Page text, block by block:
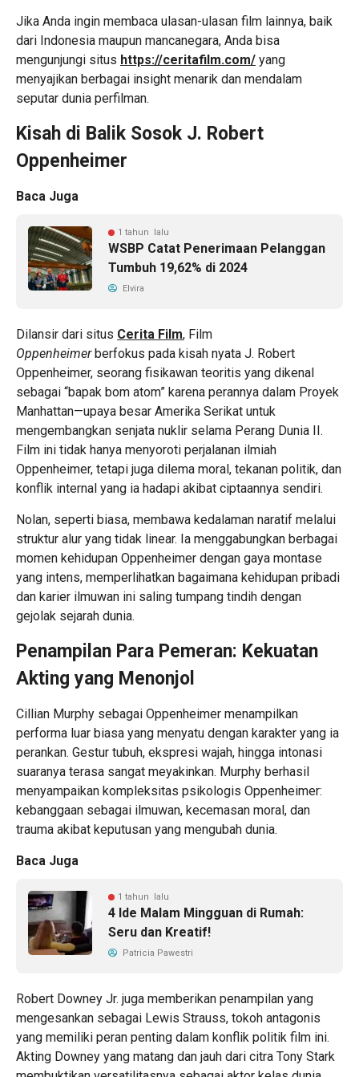
Jika Anda ingin membaca ulasan-ulasan film lainnya, baik
dari Indonesia maupun mancanegara, Anda bisa
mengunjungi situs https://ceritafilm.com/ yang
menyajikan berbagai insight menarik dan mendalam
seputar dunia perfilman.
Kisah di Balik Sosok J. Robert
Oppenheimer
Baca Juga
1 tahun lalu
WSBP Catat Penerimaan Pelanggan
Tumbuh 19,62% di 2024
Elvira
Dilansir dari situs Cerita Film, Film
Oppenheimerberfokus pada kisah nyata J. Robert
Oppenheimer, seorang fisikawan teoritis yang dikenal
sebagai “bapak bom atom” karena perannya dalam Proyek
Manhattan—upaya besar Amerika Serikat untuk
mengembangkan senjata nuklir selama Perang Dunia II.
Film ini tidak hanya menyoroti perjalanan ilmiah
Oppenheimer, tetapi juga dilema moral, tekanan politik, dan
konflik internal yang ia hadapi akibat ciptaannya sendiri.
Nolan, seperti biasa, membawa kedalaman naratif melalui
struktur alur yang tidak linear. Ia menggabungkan berbagai
momen kehidupan Oppenheimer dengan gaya montase
yang intens, memperlihatkan bagaimana kehidupan pribadi
dan karier ilmuwan ini saling tumpang tindih dengan
gejolak sejarah dunia.
Penampilan Para Pemeran: Kekuatan
Akting yang Menonjol
Cillian Murphy sebagai Oppenheimer menampilkan
performa luar biasa yang menyatu dengan karakter yang ia
perankan. Gestur tubuh, ekspresi wajah, hingga intonasi
suaranya terasa sangat meyakinkan. Murphy berhasil
menyampaikan kompleksitas psikologis Oppenheimer:
kebanggaan sebagai ilmuwan, kecemasan moral, dan
trauma akibat keputusan yang mengubah dunia.
Baca Juga
1 tahun lalu
4 Ide Malam Mingguan di Rumah:
Seru dan Kreatif!
Patricia Pawestri
Robert Downey Jr. juga memberikan penampilan yang
mengesankan sebagai Lewis Strauss, tokoh antagonis
yang memiliki peran penting dalam konflik politik film ini.
Akting Downey yang matang dan jauh dari citra Tony Stark